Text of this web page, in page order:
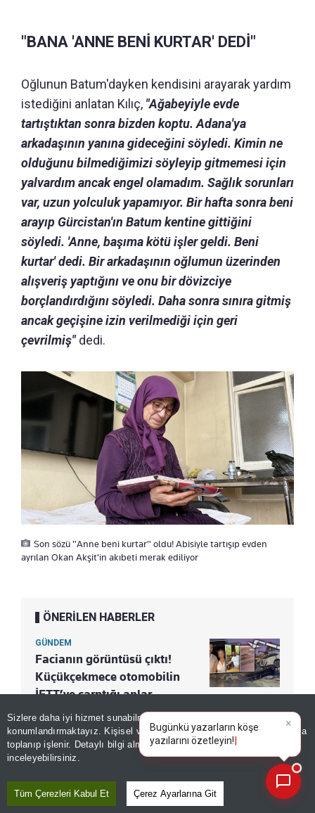
Sizlere daha iyi hizmet sunabilmek adına sitemizde
konumlandırmaktayız. Kişisel verileriniz, KVKK ve GDPR kapsamında
toplanıp işlenir. Detaylı bilgi almak içinAydınlatma Metnimizi
inceleyebilirsiniz.
Tüm Çerezleri Kabul Et Çerez Ayarlarına Git
"BANA 'ANNE BENİ KURTAR' DEDİ"
Oğlunun Batum'dayken kendisini arayarak yardım
istediğini anlatan Kılıç, "Ağabeyiyle evde
tartıştıktan sonra bizden koptu. Adana'ya
arkadaşının yanına gideceğini söyledi. Kimin ne
olduğunu bilmediğimizi söyleyip gitmemesi için
yalvardım ancak engel olamadım. Sağlık sorunları
var, uzun yolculuk yapamıyor. Bir hafta sonra beni
arayıp Gürcistan'ın Batum kentine gittiğini
söyledi. 'Anne, başıma kötü işler geldi. Beni
kurtar' dedi. Bir arkadaşının oğlumun üzerinden
alışveriş yaptığını ve onu bir dövizciye
borçlandırdığını söyledi. Daha sonra sınıra gitmiş
ancak geçişine izin verilmediği için geri
çevrilmiş"dedi.
Son sözü "Anne beni kurtar" oldu! Abisiyle tartışıp evden
ayrılan Okan Akşit'in akıbeti merak ediliyor
ÖNERİLEN HABERLER
GÜNDEM
Facianın görüntüsü çıktı!
Küçükçekmece otomobilin
İETT’ye çarptığı anlar
kamerada! 3 kişi böyle can
vermiş
"ÖLÜ MÜ, SAĞ MI BİLMİYORUM"